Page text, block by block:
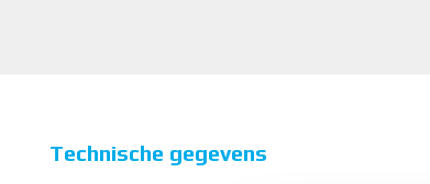
Technische gegevens